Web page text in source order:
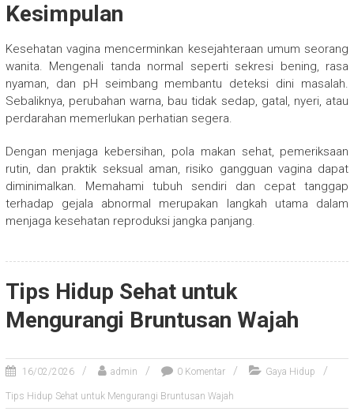
Kesimpulan
Kesehatan vagina mencerminkan kesejahteraan umum seorang
wanita. Mengenali tanda normal seperti sekresi bening, rasa
nyaman, dan pH seimbang membantu deteksi dini masalah.
Sebaliknya, perubahan warna, bau tidak sedap, gatal, nyeri, atau
perdarahan memerlukan perhatian segera.
Dengan menjaga kebersihan, pola makan sehat, pemeriksaan
rutin, dan praktik seksual aman, risiko gangguan vagina dapat
diminimalkan. Memahami tubuh sendiri dan cepat tanggap
terhadap gejala abnormal merupakan langkah utama dalam
menjaga kesehatan reproduksi jangka panjang.
Tips Hidup Sehat untuk
Mengurangi Bruntusan Wajah
16/02/2026 admin 0 Komentar Gaya Hidup
Tips Hidup Sehat untuk Mengurangi Bruntusan Wajah